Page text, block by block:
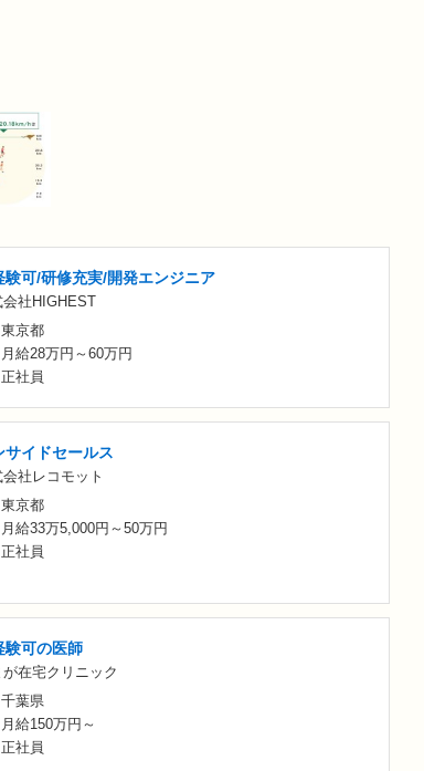
験可/研修充実/開発エンジニア
会社HIGHEST
東京都
月給28万円～60万円
正社員
サイドセールス
社レコモット
東京都
月給33万5,000円～50万円
正社員
験可の医師
在宅クリニック
千葉県
月給150万円～
正社員